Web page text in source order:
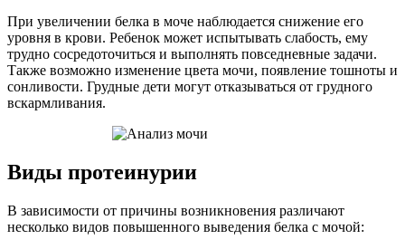
При увеличении белка в моче наблюдается снижение его
уровня в крови. Ребенок может испытывать слабость, ему
трудно сосредоточиться и выполнять повседневные задачи.
Также возможно изменение цвета мочи, появление тошноты и
сонливости. Грудные дети могут отказываться от грудного
вскармливания.
Виды протеинурии
В зависимости от причины возникновения различают
несколько видов повышенного выведения белка с мочой: